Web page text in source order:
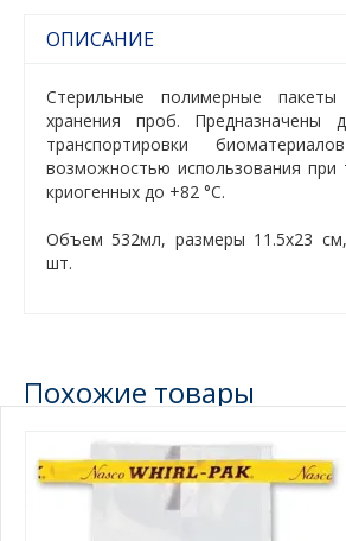
ОПИСАНИЕ
Стерильные полимерные
хранения проб. Предназначены
транспортировки
возможностью использования при
криогенных до +82 °C.
Объем 532мл, размеры 11.5х23
шт.
Похожие товары